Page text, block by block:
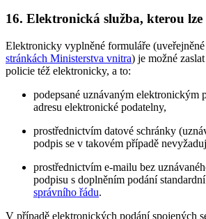
16. Elektronická služba, kterou
Elektronicky vyplněné formuláře (uveřejněné
stránkách Ministerstva vnitra) je možné
policie též elektronicky, a to:
podepsané uznávaným elektronickým
adresu elektronické podatelny,
prostřednictvím datové schránky
podpis se v takovém případě
prostřednictvím e-mailu bez
podpisu s doplněním podání
správního řádu.
V případě elektronických podání spojených